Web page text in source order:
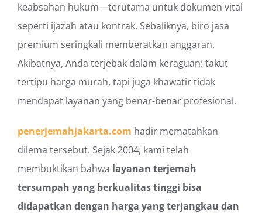
keabsahan hukum—terutama untuk dokumen vital
seperti ijazah atau kontrak. Sebaliknya, biro jasa
premium seringkali memberatkan anggaran.
Akibatnya, Anda terjebak dalam keraguan: takut
tertipu harga murah, tapi juga khawatir tidak
mendapat layanan yang benar-benar profesional.
penerjemahjakarta.com hadir mematahkan
dilema tersebut. Sejak 2004, kami telah
membuktikan bahwa layanan terjemah
tersumpah yang berkualitas tinggi bisa
didapatkan dengan harga yang terjangkau dan